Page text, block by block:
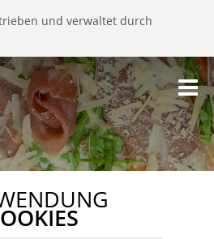
und verwaltet durch